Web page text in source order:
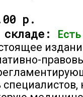
р.
специалистов,